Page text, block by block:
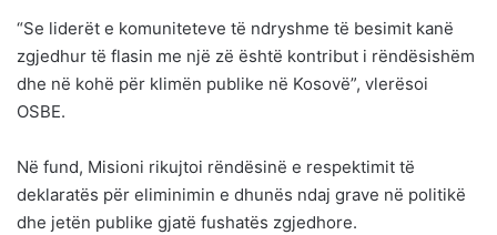
“Se liderët e komuniteteve të ndryshme të besimit kanë
zgjedhur të flasin me një zë është kontribut i rëndësishëm
dhe në kohë për klimën publike në Kosovë”, vlerësoi
OSBE.
Në fund, Misioni rikujtoi rëndësinë e respektimit të
deklaratës për eliminimin e dhunës ndaj grave në politikë
dhe jetën publike gjatë fushatës zgjedhore.